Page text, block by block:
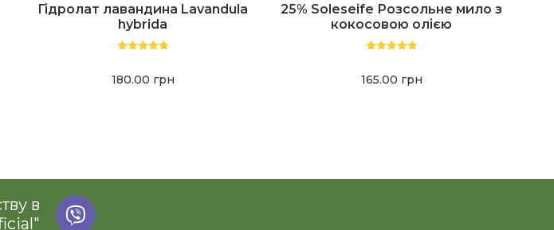
Гідролат лавандина Lavandula
hybrida
из 5
180.00 грн
25% Soleseife Розсольне мило з
кокосовою олією
из 5
165.00 грн
в